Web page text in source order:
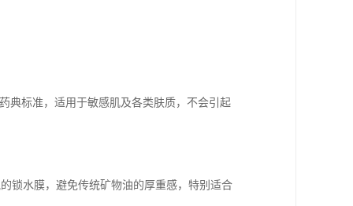
典标准，适用于敏感肌及各类肤质，不会引起
锁水膜，避免传统矿物油的厚重感，特别适合